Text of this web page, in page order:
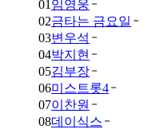
01 임영웅
02금타는 금요일
03변우석
04박지현
05김부장
06미스트롯4
07이찬원
08데이식스